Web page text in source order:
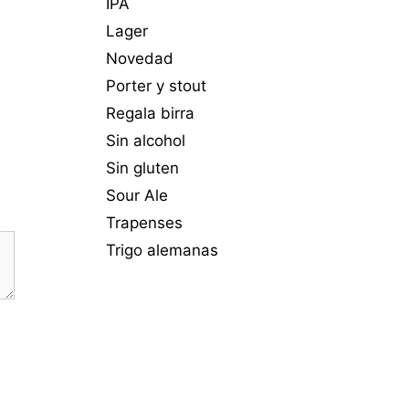
Lager
Novedad
Porter y stout
Regala birra
Sin alcohol
Sin gluten
Sour Ale
Trapenses
Trigo alemanas